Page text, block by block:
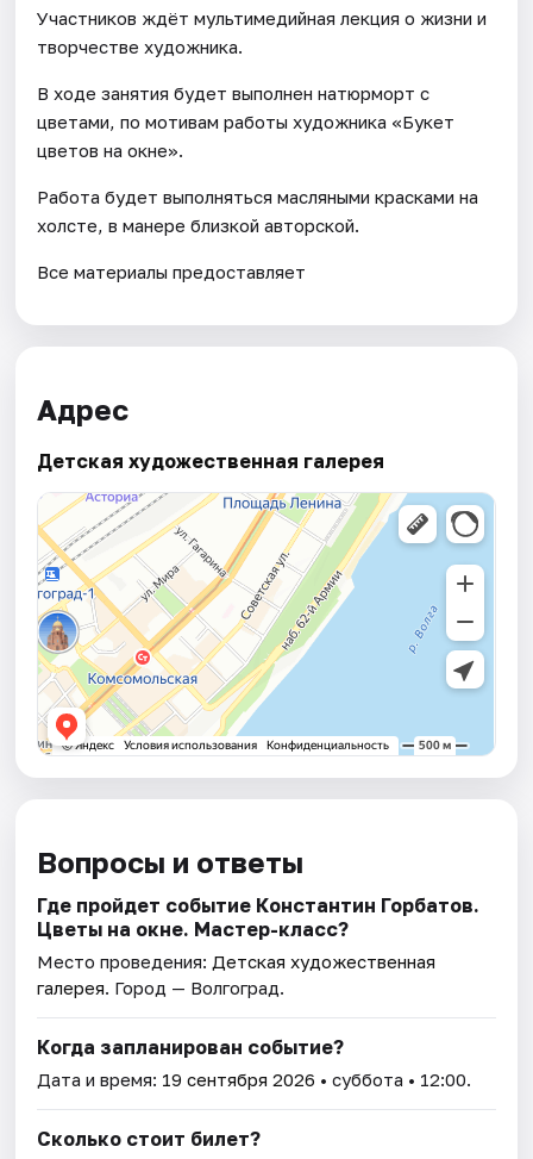
Участников ждёт мультимедийная лекция о жизни и
творчестве художника.
В ходе занятия будет выполнен натюрморт с
цветами, по мотивам работы художника «Букет
цветов на окне».
Работа будет выполняться масляными красками на
холсте, в манере близкой авторской.
Все материалы предоставляет
Адрес
Детская художественная галерея
Вопросы и ответы
Где пройдет событие Константин Горбатов.
Цветы на окне. Мастер-класс?
Место проведения: Детская художественная
галерея. Город — Волгоград.
Когда запланирован событие?
Дата и время: 19 сентября 2026 • суббота • 12:00.
Сколько стоит билет?